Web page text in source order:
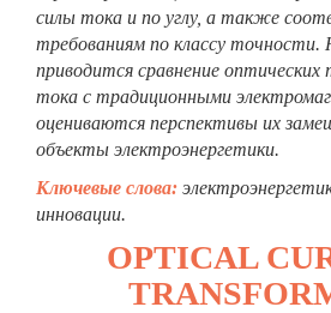
силы тока и по углу, а также
требованиям по классу точности.
приводится сравнение
тока с традиционными
оцениваются перспективы их
объекты электроэнергетики.
Ключевые слова:
инновации.
OPTICAL